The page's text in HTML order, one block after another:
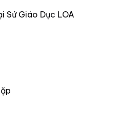
Giáo Dục LOA